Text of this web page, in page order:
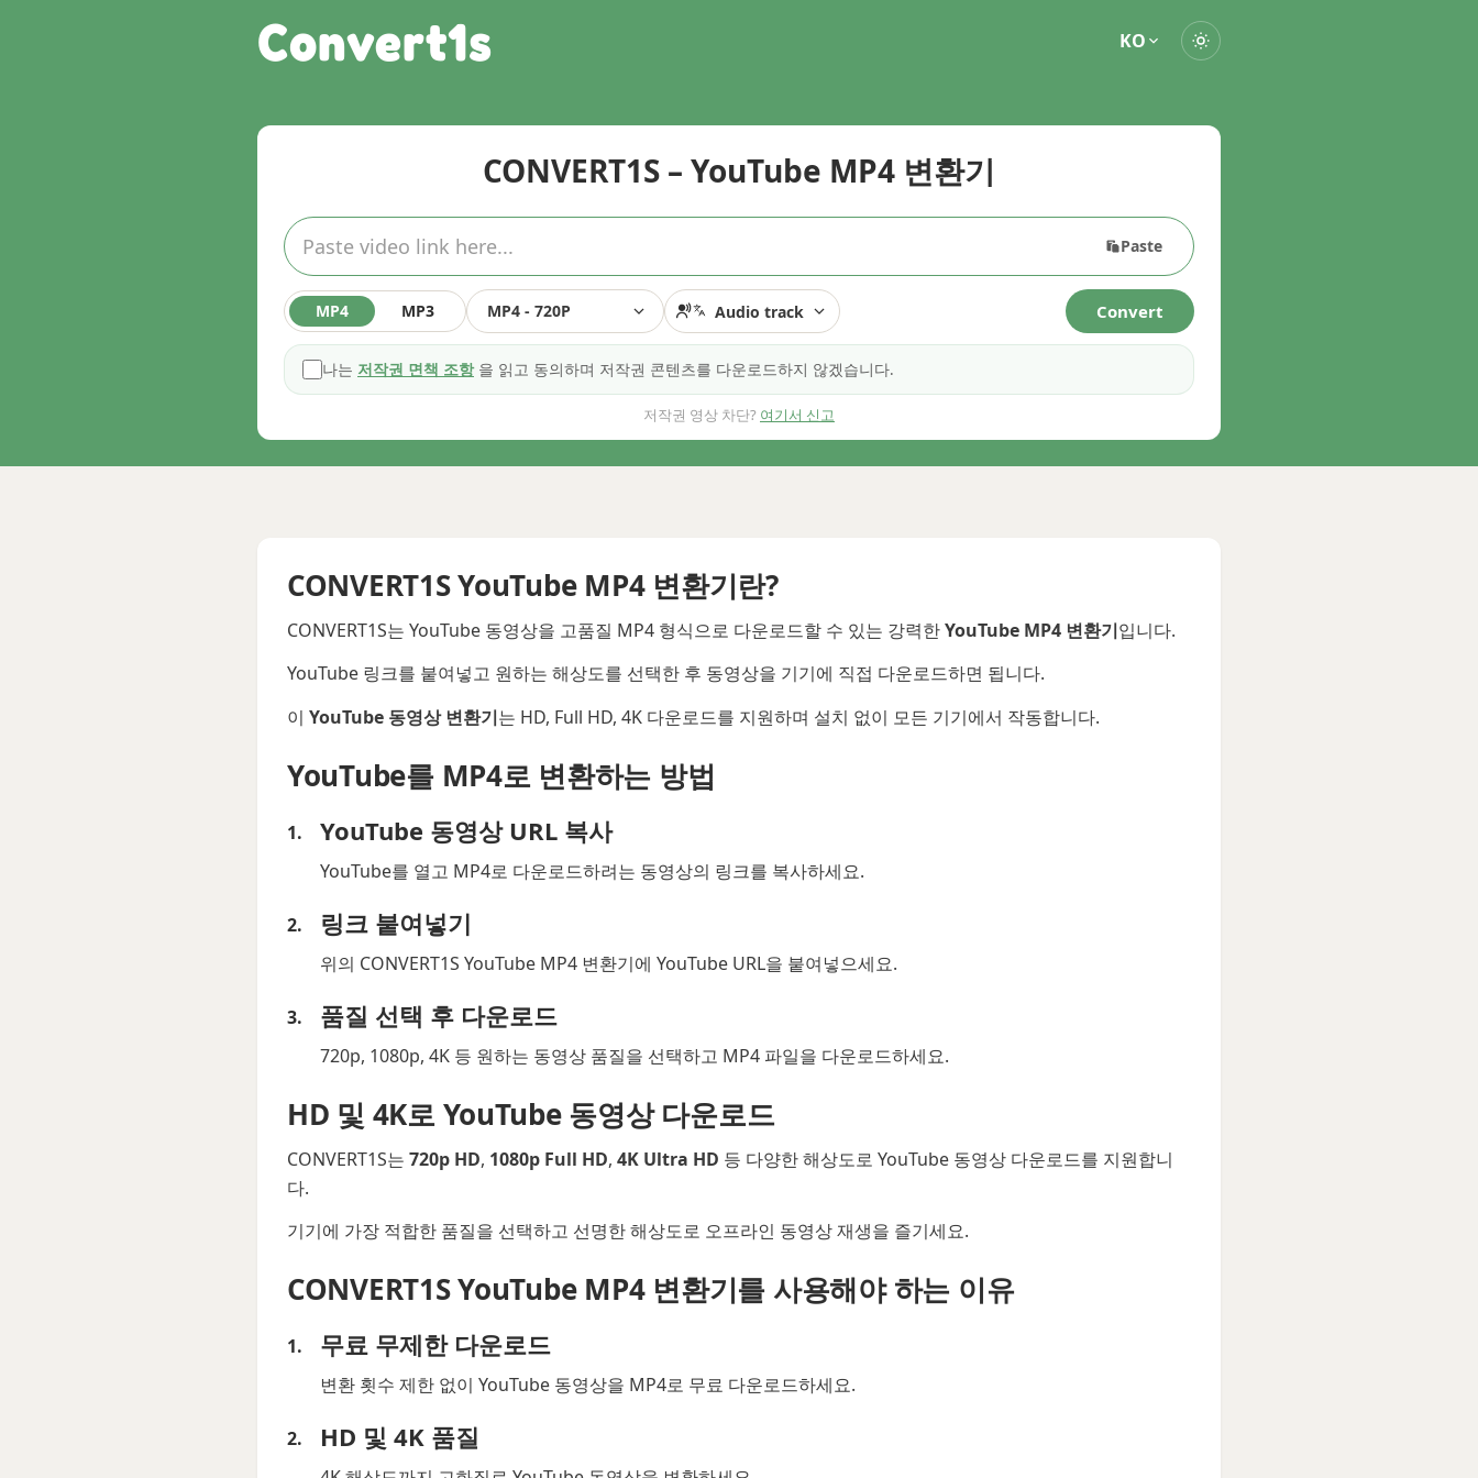
Convert1s KO
CONVERT1S – YouTube MP4 변환기
Paste
MP4 MP3 MP4 - 720P Audio track Convert
나는 저작권 면책 조항을 읽고 동의하며 저작권 콘텐츠를 다운로드하지 않겠습니다.
저작권 영상 차단? 여기서 신고
CONVERT1S YouTube MP4 변환기란?
CONVERT1S는 YouTube 동영상을 고품질 MP4 형식으로 다운로드할 수 있는 강력한YouTube MP4 변환기입니다.
YouTube 링크를 붙여넣고 원하는 해상도를 선택한 후 동영상을 기기에 직접 다운로드하면 됩니다.
이 YouTube 동영상 변환기는 HD, Full HD, 4K 다운로드를 지원하며 설치 없이 모든 기기에서 작동합니다.
YouTube를 MP4로 변환하는 방법
YouTube 동영상 URL 복사
YouTube를 열고 MP4로 다운로드하려는 동영상의 링크를 복사하세요.
링크 붙여넣기
위의 CONVERT1S YouTube MP4 변환기에 YouTube URL을 붙여넣으세요.
품질 선택 후 다운로드
720p, 1080p, 4K 등 원하는 동영상 품질을 선택하고 MP4 파일을 다운로드하세요.
HD 및 4K로 YouTube 동영상 다운로드
CONVERT1S는 720p HD, 1080p Full HD, 4K Ultra HD 등 다양한 해상도로 YouTube 동영상 다운로드를 지원합니
다.
기기에 가장 적합한 품질을 선택하고 선명한 해상도로 오프라인 동영상 재생을 즐기세요.
CONVERT1S YouTube MP4 변환기를 사용해야 하는 이유
무료 무제한 다운로드
변환 횟수 제한 없이 YouTube 동영상을 MP4로 무료 다운로드하세요.
HD 및 4K 품질